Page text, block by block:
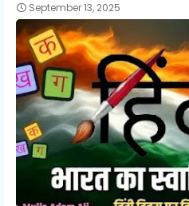
September 13, 2025